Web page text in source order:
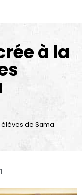
à la
de Sama